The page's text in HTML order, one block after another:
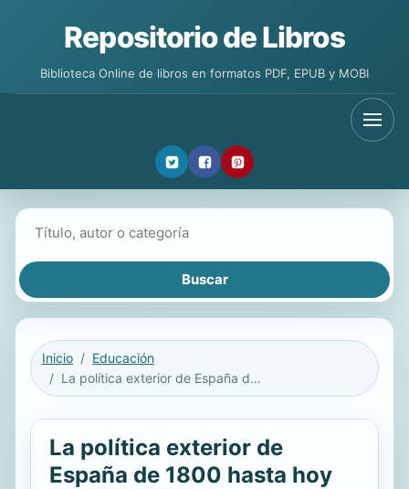
Repositorio de Libros
Biblioteca Online de libros en formatos PDF, EPUB y MOBI
Inicio
Educación
La política exterior de España de 1800 hasta hoy
La política exterior de
España de 1800 hasta hoy